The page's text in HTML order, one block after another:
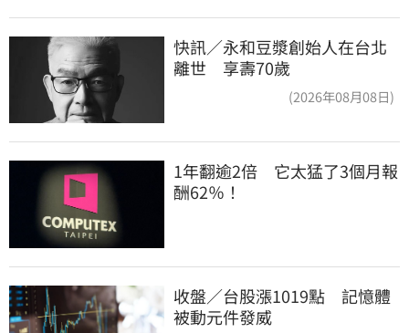
快訊／永和豆漿創始人在台北
離世 享壽70歲
(2026年08月08日)
1年翻逾2倍　它太猛了3個月報
酬62％！
收盤／台股漲1019點　記憶體
被動元件發威